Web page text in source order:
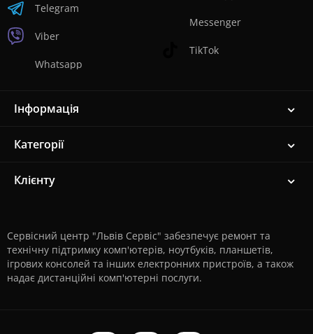
Telegram
Viber
Whatsapp
Messenger
TikTok
Інформація
Категорії
Клієнту
Сервісний центр "Львів Сервіс" забезпечує ремонт та
технічну підтримку комп'ютерів, ноутбуків, планшетів,
ігрових консолей та інших електронних пристроїв, а також
надає дистанційні комп'ютерні послуги.